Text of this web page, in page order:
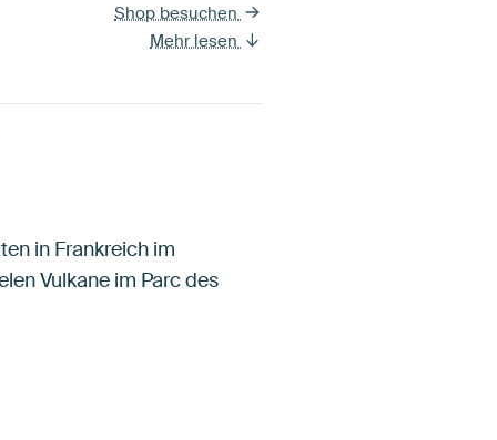
Shop besuchen
Mehr lesen
in Frankreich im
Vulkane im Parc des